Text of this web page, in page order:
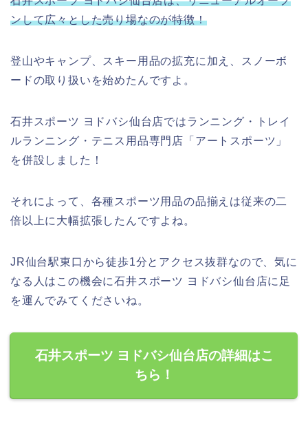
ンして広々とした売り場なのが特徴！
登山やキャンプ、スキー用品の拡充に加え、スノーボ
ードの取り扱いを始めたんですよ。
石井スポーツ ヨドバシ仙台店ではランニング・トレイ
ルランニング・テニス用品専門店「アートスポーツ」
を併設しました！
それによって、各種スポーツ用品の品揃えは従来の二
倍以上に大幅拡張したんですよね。
JR仙台駅東口から徒歩1分とアクセス抜群なので、気に
なる人はこの機会に石井スポーツ ヨドバシ仙台店に足
を運んでみてくださいね。
石井スポーツ ヨドバシ仙台店の詳細はこ
ちら！